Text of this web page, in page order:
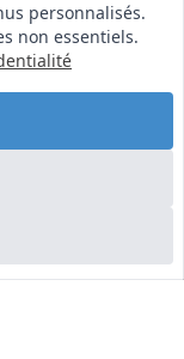
personnalisés.
non essentiels.